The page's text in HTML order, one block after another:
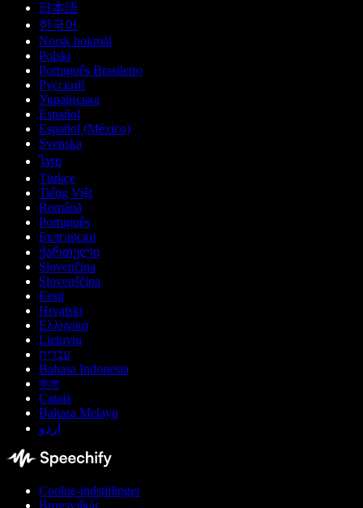
日本語
한국어
Norsk bokmål
Polski
Português Brasileiro
Русский
Українська
Español
Español (México)
Svenska
ไทย
Türkçe
Tiếng Việt
Română
Português
Български
ქართული
Slovenčina
Slovenščina
Eesti
Hrvatski
Ελληνικά
Lietuvių
עברית
Bahasa Indonesia
বাংলা
Català
Bahasa Melayu
اردو
Cookie-indstillinger
Brugsvilkår